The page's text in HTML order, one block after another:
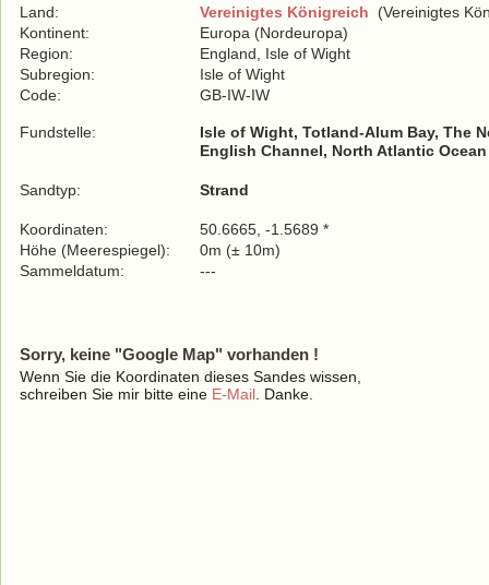
Land: Vereinigtes Königreich (Vereinigtes
Kontinent:
Europa (Nordeuropa)
Region:
England, Isle of Wight
Subregion:
Isle of Wight
Code:
GB-IW-IW
Fundstelle:
Isle of Wight, Totland-Alum Bay, The
English Channel, North Atlantic Ocean
Sandtyp: Strand
Koordinaten:
50.6665, -1.5689 *
Höhe (Meerespiegel):
0m (± 10m)
Sammeldatum:
---
Sorry, keine "Google Map" vorhanden !
Wenn Sie die Koordinaten dieses Sandes wissen,
schreiben Sie mir bitte eine E-Mail . Danke.